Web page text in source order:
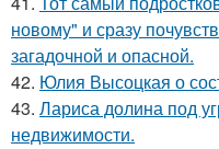
новому" и сразу
загадочной и опасной.
42. Юлия Высоцкая о
43. Лариса долина под
недвижимости.